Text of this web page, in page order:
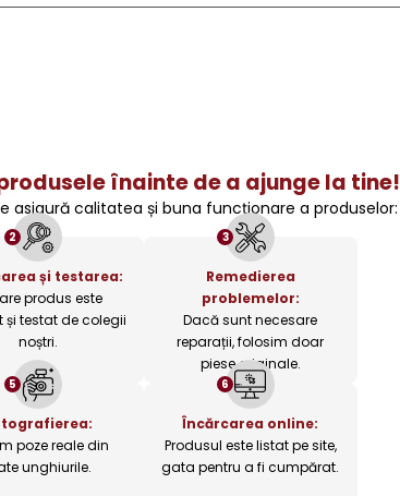
înainte de a ajunge la tine!
asigură calitatea și buna funcționare a produselor:
2
și testarea:
produs este
și testat de colegii
noștri.
3
Remedierea
problemelor:
Dacă sunt necesare
reparații, folosim doar
piese originale.
5
poze reale din
unghiurile.
6
Încărcarea online:
Produsul este listat pe site,
gata pentru a fi cumpărat.